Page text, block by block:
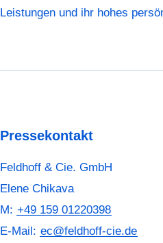
Leistungen und ihr hohes
Pressekontakt
Feldhoff & Cie. GmbH
Elene Chikava
M: +49 159 01220398
E-Mail: ec@feldhoff-cie.de